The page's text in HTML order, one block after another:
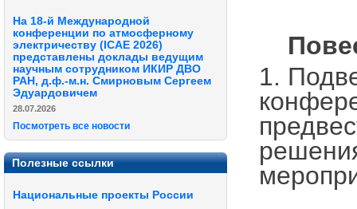
На 18-й Международной
конференции по атмосферному
электричеству (ICAE 2026)
представлены доклады ведущим
научным сотрудником ИКИР ДВО
РАН, д.ф.-м.н. Смирновым Сергеем
Эдуардовичем
28.07.2026
Посмотреть все новости
Полезные ссылки
Национальные проекты России
1.